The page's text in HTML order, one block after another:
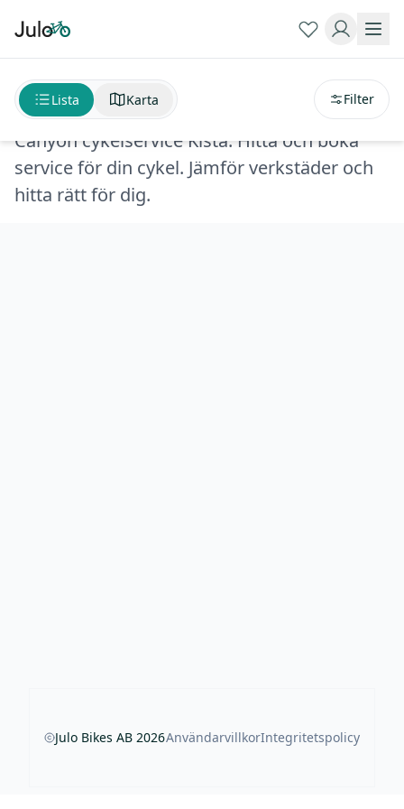
Canyon cykelservice Kista
Canyon cykelservice Kista. Hitta och boka
service för din cykel. Jämför verkstäder och
hitta rätt för dig.
Lista Karta Filter
avstånd
Julo Bikes AB 2026AnvändarvillkorIntegritetspolicy